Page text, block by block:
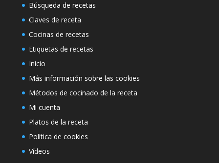
Búsqueda de recetas
Claves de receta
Cocinas de recetas
Etiquetas de recetas
Inicio
Más información sobre las cookies
Métodos de cocinado de la receta
Mi cuenta
Platos de la receta
Política de cookies
Vídeos